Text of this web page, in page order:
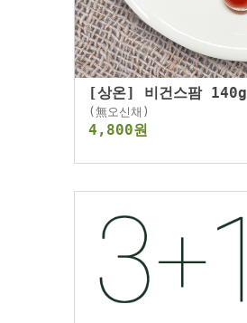
[상온] 비건스팜 140g
(無오신채)
4,800원